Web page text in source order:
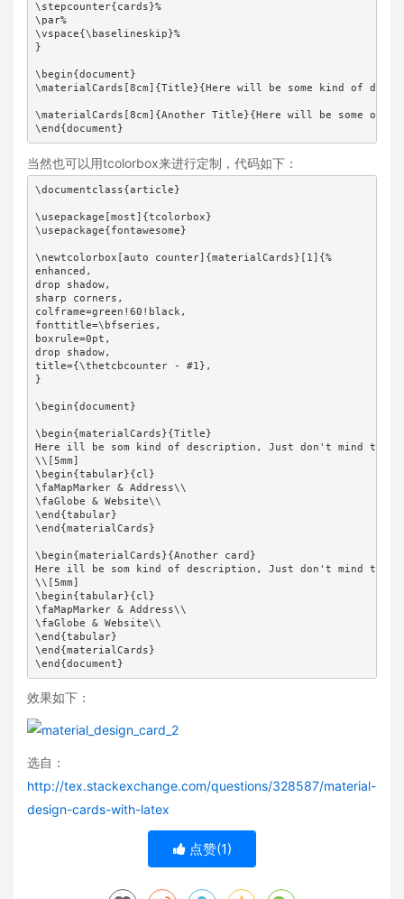
\stepcounter{cards}%
\par%
\vspace{\baselineskip}%
}
\begin{document}
\materialCards[8cm]{Title}{Here will be some kind of
\materialCards[8cm]{Another Title}{Here will be some
\end{document}
当然也可以用tcolorbox来进行定制，代码如下：
\documentclass{article}
\usepackage[most]{tcolorbox}
\usepackage{fontawesome}
\newtcolorbox[auto counter]{materialCards}[1]{%
enhanced,
drop shadow,
sharp corners,
colframe=green!60!black,
fonttitle=\bfseries,
boxrule=0pt,
drop shadow,
title={\thetcbcounter - #1},
}
\begin{document}
\begin{materialCards}{Title}
Here ill be som kind of description, Just don't mind the
\\[5mm]
\begin{tabular}{cl}
\faMapMarker & Address\\
\faGlobe & Website\\
\end{tabular}
\end{materialCards}
\begin{materialCards}{Another card}
Here ill be som kind of description, Just don't mind the
\\[5mm]
\begin{tabular}{cl}
\faMapMarker & Address\\
\faGlobe & Website\\
\end{tabular}
\end{materialCards}
\end{document}
效果如下：
选自：
http://tex.stackexchange.com/questions/328587/material-
design-cards-with-latex
点赞(1)